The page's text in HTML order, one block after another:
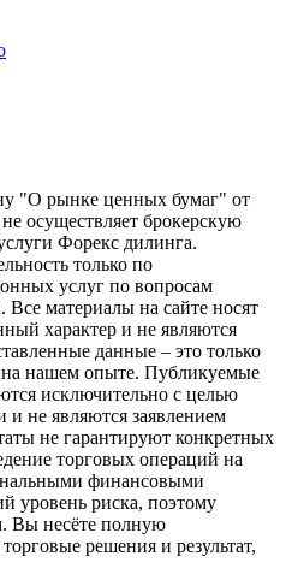
"О рынке ценных бумаг" от
осуществляет брокерскую
Форекс дилинга.
только по
услуг по вопросам
Все материалы на сайте носят
характер и не являются
данные – это только
нашем опыте. Публикуемые
исключительно с целью
и не являются заявлением
не гарантируют конкретных
торговых операций на
финансовыми
уровень риска, поэтому
Вы несёте полную
решения и результат,